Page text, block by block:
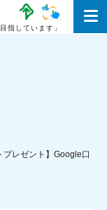
指しています」
レゼント】Google口